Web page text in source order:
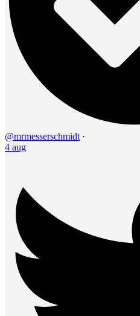
@mrmesserschmidt ·
4 aug